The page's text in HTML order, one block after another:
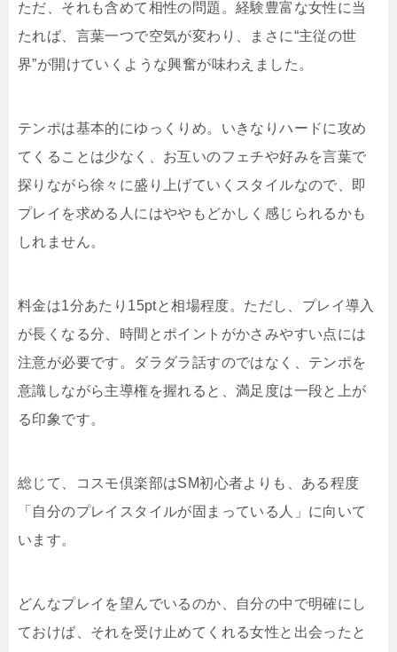
ただ、それも含めて相性の問題。経験豊富な女性に当
たれば、言葉一つで空気が変わり、まさに“主従の世
界”が開けていくような興奮が味わえました。
テンポは基本的にゆっくりめ。いきなりハードに攻め
てくることは少なく、お互いのフェチや好みを言葉で
探りながら徐々に盛り上げていくスタイルなので、即
プレイを求める人にはややもどかしく感じられるかも
しれません。
料金は1分あたり15ptと相場程度。ただし、プレイ導入
が長くなる分、時間とポイントがかさみやすい点には
注意が必要です。ダラダラ話すのではなく、テンポを
意識しながら主導権を握れると、満足度は一段と上が
る印象です。
総じて、コスモ倶楽部はSM初心者よりも、ある程度
「自分のプレイスタイルが固まっている人」に向いて
います。
どんなプレイを望んでいるのか、自分の中で明確にし
ておけば、それを受け止めてくれる女性と出会ったと